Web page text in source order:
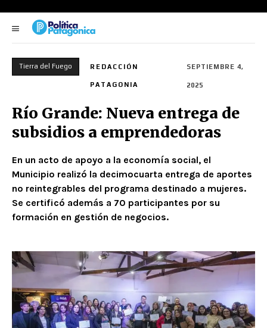
Tierra del Fuego REDACCIÓN
PATAGONIA
SEPTIEMBRE 4,
2025
Río Grande: Nueva entrega de
subsidios a emprendedoras
En un acto de apoyo a la economía social, el
Municipio realizó la decimocuarta entrega de aportes
no reintegrables del programa destinado a mujeres.
Se certificó además a 70 participantes por su
formación en gestión de negocios.